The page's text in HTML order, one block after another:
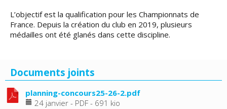
L’objectif est la qualification pour les Championnats de
France. Depuis la création du club en 2019, plusieurs
médailles ont été glanés dans cette discipline.
Documents joints
planning-concours25-26-2.pdf
24 janvier - PDF - 691 kio